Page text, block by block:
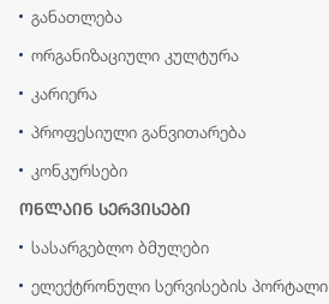
განათლება
ორგანიზაციული კულტურა
კარიერა
პროფესიული განვითარება
კონკურსები
ონლაინ სერვისები
სასარგებლო ბმულები
ელექტრონული სერვისების პორტალი